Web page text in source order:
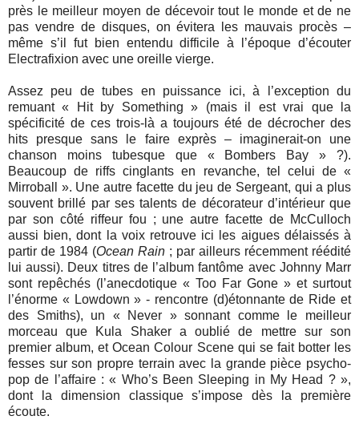
près le meilleur moyen de décevoir tout le monde et de ne
pas vendre de disques, on évitera les mauvais procès –
même s’il fut bien entendu difficile à l’époque d’écouter
Electrafixion avec une oreille vierge.
Assez peu de tubes en puissance ici, à l’exception du
remuant « Hit by Something » (mais il est vrai que la
spécificité de ces trois-là a toujours été de décrocher des
hits presque sans le faire exprès – imaginerait-on une
chanson moins tubesque que « Bombers Bay » ?).
Beaucoup de riffs cinglants en revanche, tel celui de «
Mirroball ». Une autre facette du jeu de Sergeant, qui a plus
souvent brillé par ses talents de décorateur d’intérieur que
par son côté riffeur fou ; une autre facette de McCulloch
aussi bien, dont la voix retrouve ici les aigues délaissés à
partir de 1984 (Ocean Rain ; par ailleurs récemment réédité
lui aussi). Deux titres de l’album fantôme avec Johnny Marr
sont repêchés (l’anecdotique « Too Far Gone » et surtout
l’énorme « Lowdown » - rencontre (d)étonnante de Ride et
des Smiths), un « Never » sonnant comme le meilleur
morceau que Kula Shaker a oublié de mettre sur son
premier album, et Ocean Colour Scene qui se fait botter les
fesses sur son propre terrain avec la grande pièce psycho-
pop de l’affaire : « Who’s Been Sleeping in My Head ? »,
dont la dimension classique s’impose dès la première
écoute.